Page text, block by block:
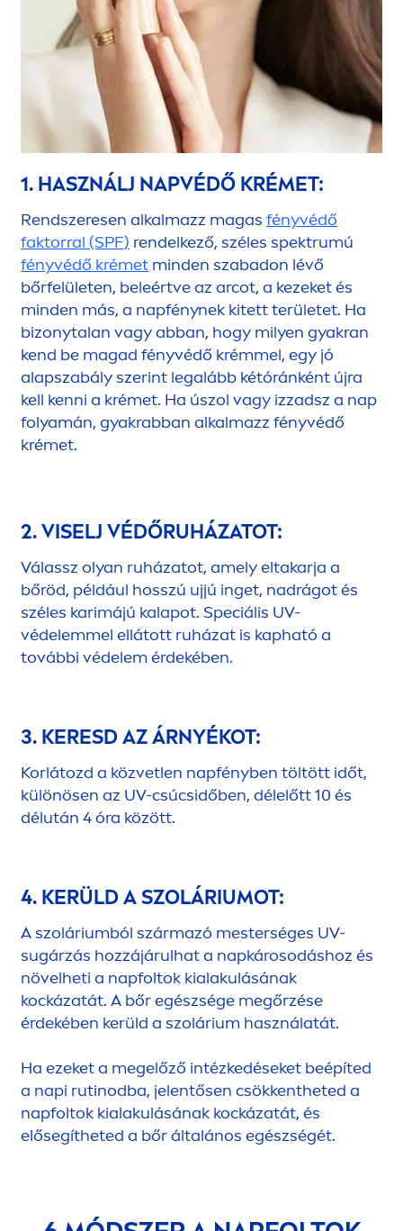
1. HASZNÁLJ NAPVÉDŐ KRÉMET:
Rendszeresen alkalmazz magas fényvédő
faktorral (SPF) rendelkező, széles spektrumú
fényvédő krémet minden szabadon lévő
bőrfelületen, beleértve az arcot, a kezeket és
minden más, a napfénynek kitett területet. Ha
bizonytalan vagy abban, hogy milyen gyakran
kend be magad fényvédő krémmel, egy jó
alapszabály szerint legalább kétóránként újra
kell kenni a krémet. Ha úszol vagy izzadsz a nap
folyamán, gyakrabban alkalmazz fényvédő
krémet.
2. VISELJ VÉDŐRUHÁZATOT:
Válassz olyan ruházatot, amely eltakarja a
bőröd, például hosszú ujjú inget, nadrágot és
széles karimájú kalapot. Speciális UV-
védelemmel ellátott ruházat is kapható a
további védelem érdekében.
3. KERESD AZ ÁRNYÉKOT:
Korlátozd a közvetlen napfényben töltött időt,
különösen az UV-csúcsidőben, délelőtt 10 és
délután 4 óra között.
4. KERÜLD A SZOLÁRIUMOT:
A szoláriumból származó mesterséges UV-
sugárzás hozzájárulhat a napkárosodáshoz és
növelheti a napfoltok kialakulásának
kockázatát. A bőr egészsége megőrzése
érdekében kerüld a szolárium használatát.
Ha ezeket a megelőző intézkedéseket beépíted
a napi rutinodba, jelentősen csökkentheted a
napfoltok kialakulásának kockázatát, és
elősegítheted a bőr általános egészségét.